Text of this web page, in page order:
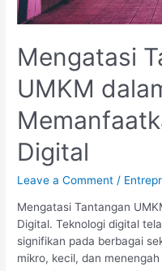
Mengatasi
UMKM
Digital
Leave a Comment /
Mengatasi Tantangan
Digital. Teknologi digital
signifikan pada berbagai
mikro, kecil, dan